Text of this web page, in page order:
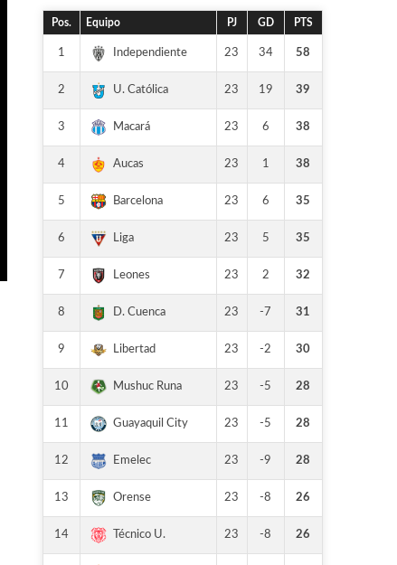
Pos. Equipo PJ GD PTS
1 Independiente 23 34 58
2 U. Católica 23 19 39
3 Macará 23 6 38
4 Aucas 23 1 38
5 Barcelona 23 6 35
6 Liga 23 5 35
7 Leones 23 2 32
8 D. Cuenca 23 -7 31
9 Libertad 23 -2 30
10 Mushuc Runa 23 -5 28
11 Guayaquil City 23 -5 28
12 Emelec 23 -9 28
13 Orense 23 -8 26
14 Técnico U. 23 -8 26